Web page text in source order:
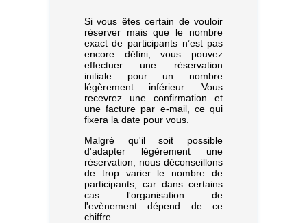
Si vous êtes certain de vouloir
réserver mais que le nombre
exact de participants n’est pas
encore défini, vous pouvez
effectuer une réservation
initiale pour un nombre
légèrement inférieur. Vous
recevrez une confirmation et
une facture par e-mail, ce qui
fixera la date pour vous.
Malgré qu'il soit possible
d'adapter légèrement une
réservation, nous déconseillons
de trop varier le nombre de
participants, car dans certains
cas l'organisation de
l'evènement dépend de ce
chiffre.